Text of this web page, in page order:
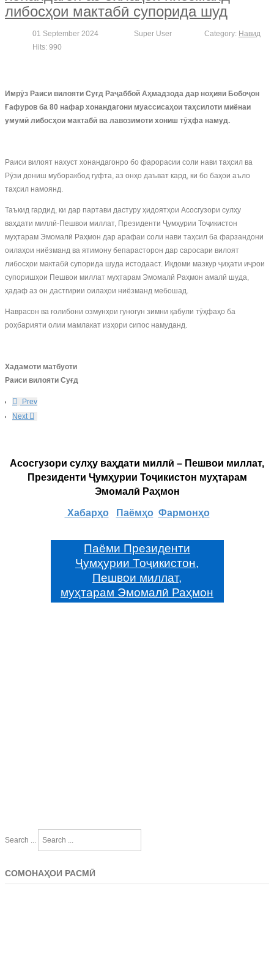
либосҳои мактабӣ супорида шуд
01 September 2024 Super User Category: Навид
Hits: 990
Имрӯз Раиси вилояти Суғд Раҷаббой Аҳмадзода дар ноҳияи Бобоҷон
Ғафуров ба 80 нафар хонандагони муассисаҳои таҳсилоти миёнаи
умумӣ либосҳои мактабӣ ва лавозимоти хониш тӯҳфа намуд.
Раиси вилоят нахуст хонандагонро бо фарорасии соли нави таҳсил ва
Рӯзи дониш муборакбод гуфта, аз онҳо даъват кард, ки бо баҳои аъло
таҳсил намоянд.
Таъкид гардид, ки дар партави дастуру ҳидоятҳои Асосгузори сулҳу
ваҳдати миллӣ-Пешвои миллат, Президенти Ҷумҳурии Тоҷикистон
муҳтарам Эмомалӣ Раҳмон дар арафаи соли нави таҳсил ба фарзандони
оилаҳои ниёзманд ва ятимону бепарасторон дар саросари вилоят
либосҳои мактабӣ супорида шуда истодааст. Иқдоми мазкур ҷиҳати иҷрои
супоришҳои Пешвои миллат муҳтарам Эмомалӣ Раҳмон амалӣ шуда,
ҳадаф аз он дастгирии оилаҳои ниёзманд мебошад.
Наврасон ва ғолибони озмунҳои гуногун зимни қабули тӯҳфаҳо ба
роҳбарияти олии мамлакат изҳори сипос намуданд.
Хадамоти матбуоти
Раиси вилояти Суғд
Prev
Next
Асосгузори сулҳу ваҳдати миллӣ – Пешвои миллат,
Президенти Ҷумҳурии Тоҷикистон муҳтарам
Эмомалӣ Раҳмон
Хабарҳо Паёмҳо Фармонҳо
Паёми Президенти
Ҷумҳурии Тоҷикистон,
Пешвои миллат,
муҳтарам Эмомалӣ Раҳмон
Search ...
СОМОНАҲОИ РАСМӢ